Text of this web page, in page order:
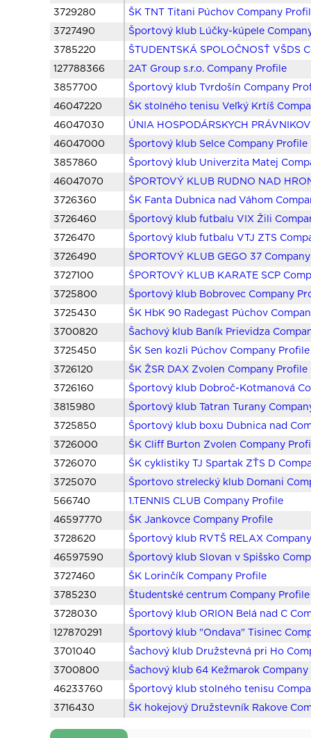
3729280
ŠK TNT Titani Púchov Company
3727490
Športový klub Lúčky-kúpele
3785220
ŠTUDENTSKÁ SPOLOČNOSŤ VŠDS
127788366
2AT Group s.r.o. Company Profile
3857700
Športový klub Tvrdošín Company
46047220
ŠK stolného tenisu Veľký Krtíš
46047030
ÚNIA HOSPODÁRSKYCH
46047000
Športový klub Selce Company Profile
3857860
Športový klub Univerzita Matej
46047070
ŠPORTOVÝ KLUB RUDNO NAD
3726360
ŠK Fanta Dubnica nad Váhom
3726460
Športový klub futbalu VIX Žili
3726470
Športový klub futbalu VTJ ZTS
3726490
ŠPORTOVÝ KLUB GEGO 37
3727100
ŠPORTOVÝ KLUB KARATE SCP
3725800
Športový klub Bobrovec Company
3725430
ŠK HbK 90 Radegast Púchov
3700820
Šachový klub Baník Prievidza
3725450
ŠK Sen kozli Púchov Company Profile
3726120
ŠK ŽSR DAX Zvolen Company Profile
3726160
Športový klub Dobroč-Kotmanová
3815980
Športový klub Tatran Turany
3725850
Športový klub boxu Dubnica nad
3726000
ŠK Cliff Burton Zvolen Company
3726070
ŠK cyklistiky TJ Spartak ZŤS D
3725070
Športovo strelecký klub Domani
566740
1.TENNIS CLUB Company Profile
46597770
ŠK Jankovce Company Profile
3728620
Športový klub RVTŠ RELAX
46597590
Športový klub Slovan v Spišsko
3727460
ŠK Lorinčík Company Profile
3785230
Študentské centrum Company Profile
3728030
Športový klub ORION Belá nad C
127870291
Športový klub "Ondava" Tisinec
3701040
Šachový klub Družstevná pri Ho
3700800
Šachový klub 64 Kežmarok Company
46233760
Športový klub stolného tenisu
3716430
ŠK hokejový Družstevník Rakove